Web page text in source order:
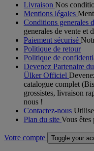
Livraison Nos
Mentions légales
Conditions generales
generales de vente et
Paiement sécurisé
Politique de retour
Politique de
Devenez Partenaire
Ülker Officiel
catalogue complet
grossistes, livraison
nous !
Contactez-nous
Plan du site Vous êtes
Votre compte Toggle your